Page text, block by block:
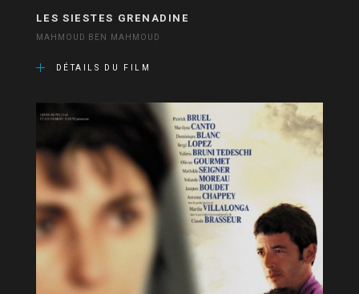
LES SIESTES GRENADINE
MAHMOUD BEN MAHMOUD
DÉTAILS DU FILM